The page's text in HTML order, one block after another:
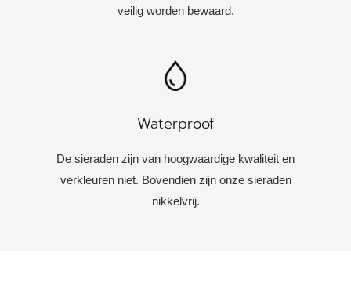
veilig worden bewaard.
Waterproof
De sieraden zijn van hoogwaardige kwaliteit en
verkleuren niet. Bovendien zijn onze sieraden
nikkelvrij.